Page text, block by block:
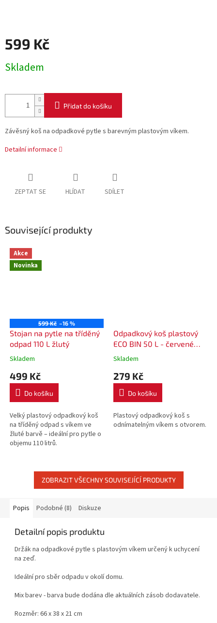
599 Kč
cena:
Skladem
Přidat do košíku
Závěsný koš na odpadkové pytle s barevným plastovým víkem.
Detailní informace
ZEPTAT SE HLÍDAT SDÍLET
Související produkty
Akce
Novinka
599 Kč –16 %
Stojan na pytle na tříděný
odpad 110 L žlutý
Skladem
499 Kč
Do košíku
Velký plastový odpadkový koš
na tříděný odpad s víkem ve
žluté barvě – ideální pro pytle o
objemu 110 litrů.
Odpadkový koš plastový
ECO BIN 50 L - červené
víko
Skladem
279 Kč
Do košíku
Plastový odpadkový koš s
odnímatelným víkem s otvorem.
ZOBRAZIT VŠECHNY SOUVISEJÍCÍ PRODUKTY
Popis Podobné (8) Diskuze
Detailní popis produktu
Držák na odpadkové pytle s plastovým víkem určený k uchycení
na zeď.
Ideální pro sběr odpadu v okolí domu.
Mix barev - barva bude dodána dle aktuálních zásob dodavatele.
Rozměr: 66 x 38 x 21 cm